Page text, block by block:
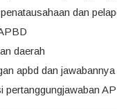
dan
daerah
apbd dan jawabannya
pertanggungjawaban